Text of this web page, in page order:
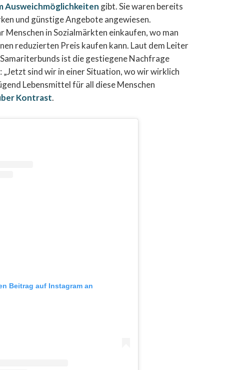
Ausweichmöglichkeiten gibt. Sie waren bereits
und günstige Angebote angewiesen.
Menschen in Sozialmärkten einkaufen, wo man
reduzierten Preis kaufen kann. Laut dem Leiter
ist die gestiegene Nachfrage
sind wir in einer Situation, wo wir wirklich
Lebensmittel für all diese Menschen
Kontrast.
Beitrag auf Instagram an